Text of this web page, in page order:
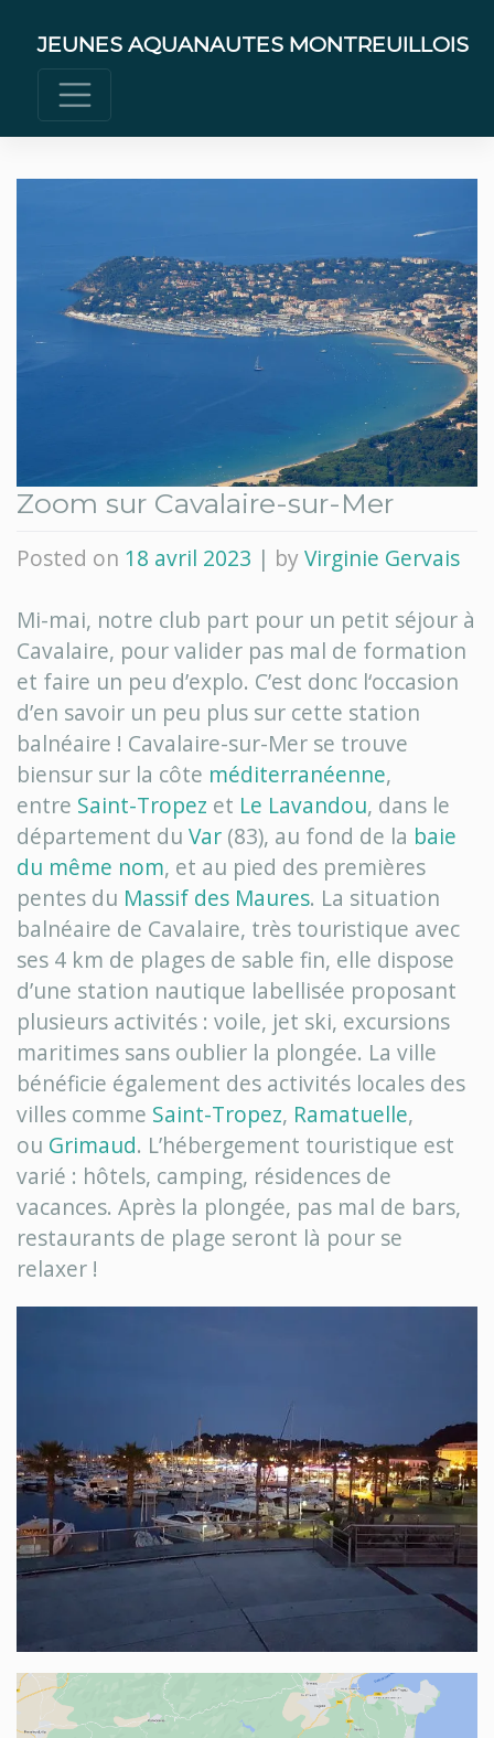
content
JEUNES AQUANAUTES MONTREUILLOIS
Zoom sur Cavalaire-sur-Mer
Posted on 18 avril 2023 | byVirginie Gervais
Mi-mai, notre club part pour un petit séjour à
Cavalaire, pour valider pas mal de formation
et faire un peu d’explo. C’est donc l‘occasion
d’en savoir un peu plus sur cette station
balnéaire ! Cavalaire-sur-Mer se trouve
biensur sur la côte méditerranéenne,
entre Saint-Tropez et Le Lavandou, dans le
département du Var (83), au fond de la baie
du même nom, et au pied des premières
pentes du Massif des Maures. La situation
balnéaire de Cavalaire, très touristique avec
ses 4 km de plages de sable fin, elle dispose
d’une station nautique labellisée proposant
plusieurs activités : voile, jet ski, excursions
maritimes sans oublier la plongée. La ville
bénéficie également des activités locales des
villes comme Saint-Tropez, Ramatuelle,
ou Grimaud. L’hébergement touristique est
varié : hôtels, camping, résidences de
vacances. Après la plongée, pas mal de bars,
restaurants de plage seront là pour se
relaxer !